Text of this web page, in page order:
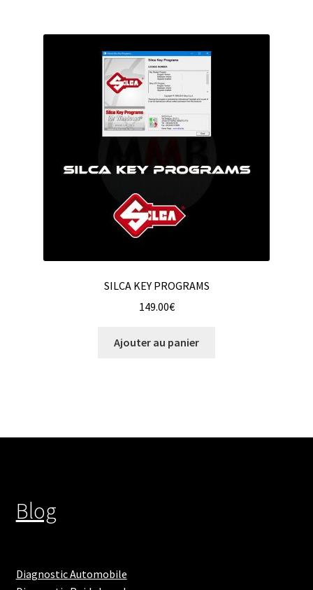
SILCA KEY PROGRAMS
149.00€
Ajouter au panier
Blog
Diagnostic Automobile